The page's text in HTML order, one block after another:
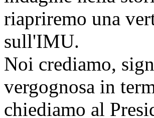
riapriremo una
sull'IMU.
Noi crediamo,
vergognosa in
chiediamo al